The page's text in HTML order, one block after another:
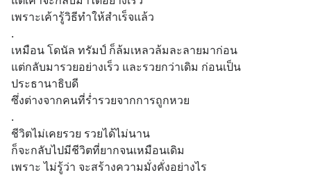
เพราะเค้ารู้วิธีทำให้สำเร็จแล้ว
.
เหมือน โดนัล ทรัมป์ ก็ล้มเหลวล้มละลายมาก่อน
แต่กลับมารวยอย่างเร็ว และรวยกว่าเดิม ก่อนเป็น
ประธานาธิบดี
ซึ่งต่างจากคนที่ร่ำรวยจากการถูกหวย
.
ชีวิตไม่เคยรวย รวยได้ไม่นาน
ก็จะกลับไปมีชีวิตที่ยากจนเหมือนเดิม
เพราะ ไม่รู้ว่า จะสร้างความมั่งคั่งอย่างไร